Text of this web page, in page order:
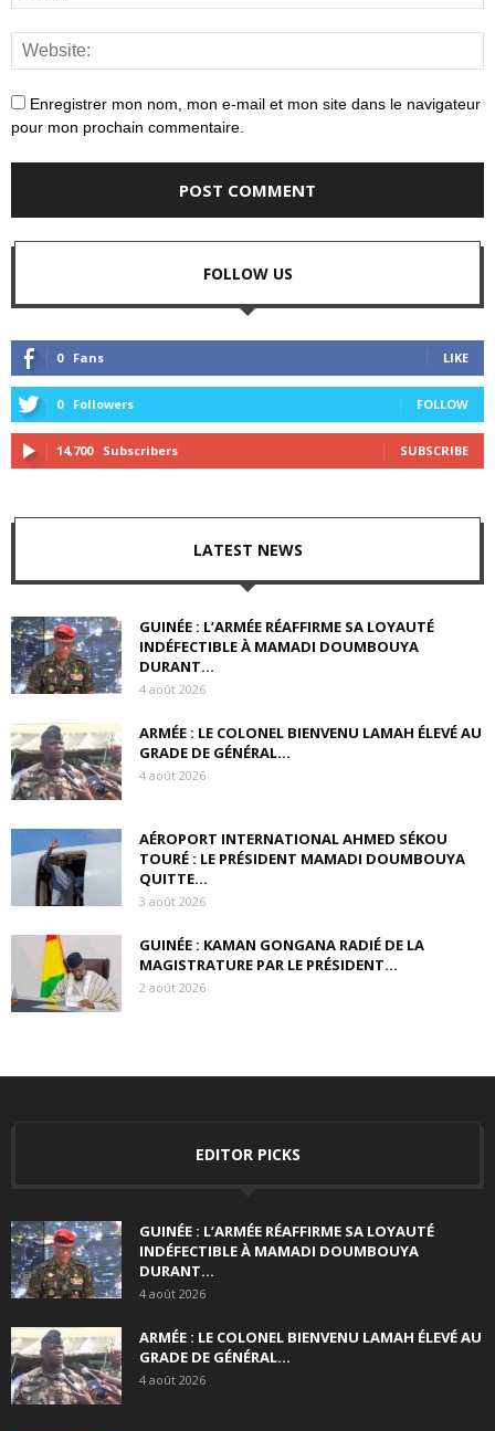
Enregistrer mon nom, mon e-mail et mon site dans le navigateur
pour mon prochain commentaire.
FOLLOW US
0 Fans LIKE
0 Followers FOLLOW
14,700 Subscribers SUBSCRIBE
LATEST NEWS
GUINÉE : L’ARMÉE RÉAFFIRME SA LOYAUTÉ
INDÉFECTIBLE À MAMADI DOUMBOUYA
DURANT...
4 août 2026
ARMÉE : LE COLONEL BIENVENU LAMAH ÉLEVÉ AU
GRADE DE GÉNÉRAL...
4 août 2026
AÉROPORT INTERNATIONAL AHMED SÉKOU
TOURÉ : LE PRÉSIDENT MAMADI DOUMBOUYA
QUITTE...
3 août 2026
GUINÉE : KAMAN GONGANA RADIÉ DE LA
MAGISTRATURE PAR LE PRÉSIDENT...
2 août 2026
EDITOR PICKS
GUINÉE : L’ARMÉE RÉAFFIRME SA LOYAUTÉ
INDÉFECTIBLE À MAMADI DOUMBOUYA
DURANT...
4 août 2026
ARMÉE : LE COLONEL BIENVENU LAMAH ÉLEVÉ AU
GRADE DE GÉNÉRAL...
4 août 2026